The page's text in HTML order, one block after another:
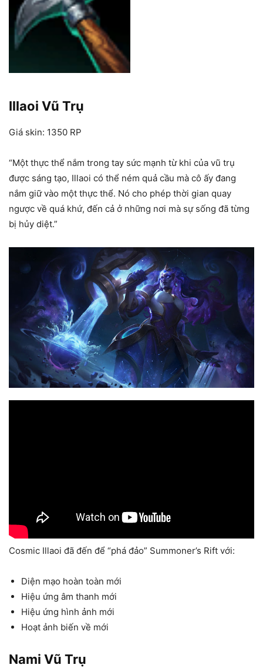
Illaoi Vũ Trụ
Giá skin: 1350 RP
“Một thực thể nắm trong tay sức mạnh từ khi của vũ trụ
được sáng tạo, Illaoi có thể ném quả cầu mà cô ấy đang
nắm giữ vào một thực thể. Nó cho phép thời gian quay
ngược về quá khứ, đến cả ở những nơi mà sự sống đã từng
bị hủy diệt.”
Cosmic Illaoi đã đến để “phá đảo” Summoner’s Rift với:
Diện mạo hoàn toàn mới
Hiệu ứng âm thanh mới
Hiệu ứng hình ảnh mới
Hoạt ảnh biến về mới
Nami Vũ Trụ